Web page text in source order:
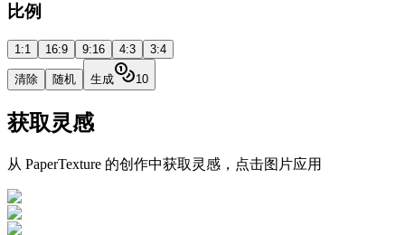
比例
1:1 16:9 9:16 4:3 3:4
清除 随机 生成 10
获取灵感
从 PaperTexture 的创作中获取灵感，点击图片应用